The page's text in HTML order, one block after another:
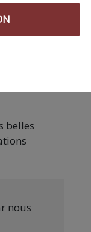
belles
nous